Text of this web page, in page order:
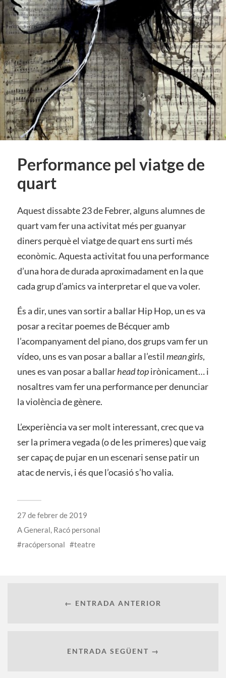
Performance pel viatge de
quart
Aquest dissabte 23 de Febrer, alguns alumnes de
quart vam fer una activitat més per guanyar
diners perquè el viatge de quart ens surti més
econòmic. Aquesta activitat fou una performance
d’una hora de durada aproximadament en la que
cada grup d’amics va interpretar el que va voler.
És a dir, unes van sortir a ballar Hip Hop, un es va
posar a recitar poemes de Bécquer amb
l’acompanyament del piano, dos grups vam fer un
vídeo, uns es van posar a ballar a l’estil mean girls,
unes es van posar a ballarhead topirònicament… i
nosaltres vam fer una performance per denunciar
la violència de gènere.
L’experiència va ser molt interessant, crec que va
ser la primera vegada (o de les primeres) que vaig
ser capaç de pujar en un escenari sense patir un
atac de nervis, i és que l’ocasió s’ho valia.
27 de febrer de 2019
AGeneral, Racó personal
racópersonal
teatre
← ENTRADA ANTERIOR
ENTRADA SEGÜENT →